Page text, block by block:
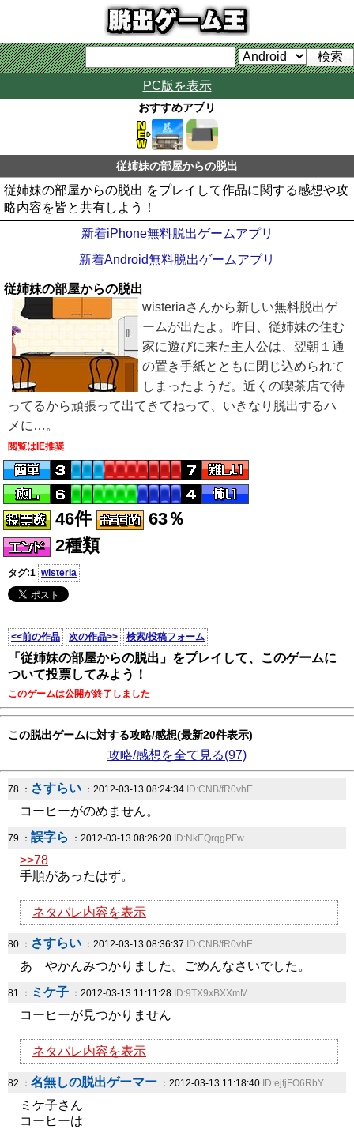
PC版を表示
おすすめアプリ
従姉妹の部屋からの脱出
従姉妹の部屋からの脱出 をプレイして作品に関する感想や攻
略内容を皆と共有しよう！
新着iPhone無料脱出ゲームアプリ
新着Android無料脱出ゲームアプリ
従姉妹の部屋からの脱出
wisteriaさんから新しい無料脱出ゲ
ームが出たよ。昨日、従姉妹の住む
家に遊びに来た主人公は、翌朝１通
の置き手紙とともに閉じ込められて
しまったようだ。近くの喫茶店で待
ってるから頑張って出てきてねって、いきなり脱出するハ
メに…。
閲覧はIE推奨
46件
63％
2種類
タグ:1 wisteria
<<前の作品 次の作品>> 検索/投稿フォーム
「従姉妹の部屋からの脱出」をプレイして、このゲームに
ついて投票してみよう！
このゲームは公開が終了しました
この脱出ゲームに対する攻略/感想(最新20件表示)
攻略/感想を全て見る(97)
78 ： さすらい ：2012-03-13 08:24:34 ID:CNB/fR0vhE
コーヒーがのめません。
79 ： 誤字ら ：2012-03-13 08:26:20 ID:NkEQrqgPFw
>>78
手順があったはず。
ネタバレ内容を表示
80 ： さすらい ：2012-03-13 08:36:37 ID:CNB/fR0vhE
あ やかんみつかりました。ごめんなさいでした。
81 ： ミケ子 ：2012-03-13 11:11:28 ID:9TX9xBXXmM
コーヒーが見つかりません
ネタバレ内容を表示
82 ： 名無しの脱出ゲーマー ：2012-03-13 11:18:40 ID:ejfjFO6RbY
ミケ子さん
コーヒーは